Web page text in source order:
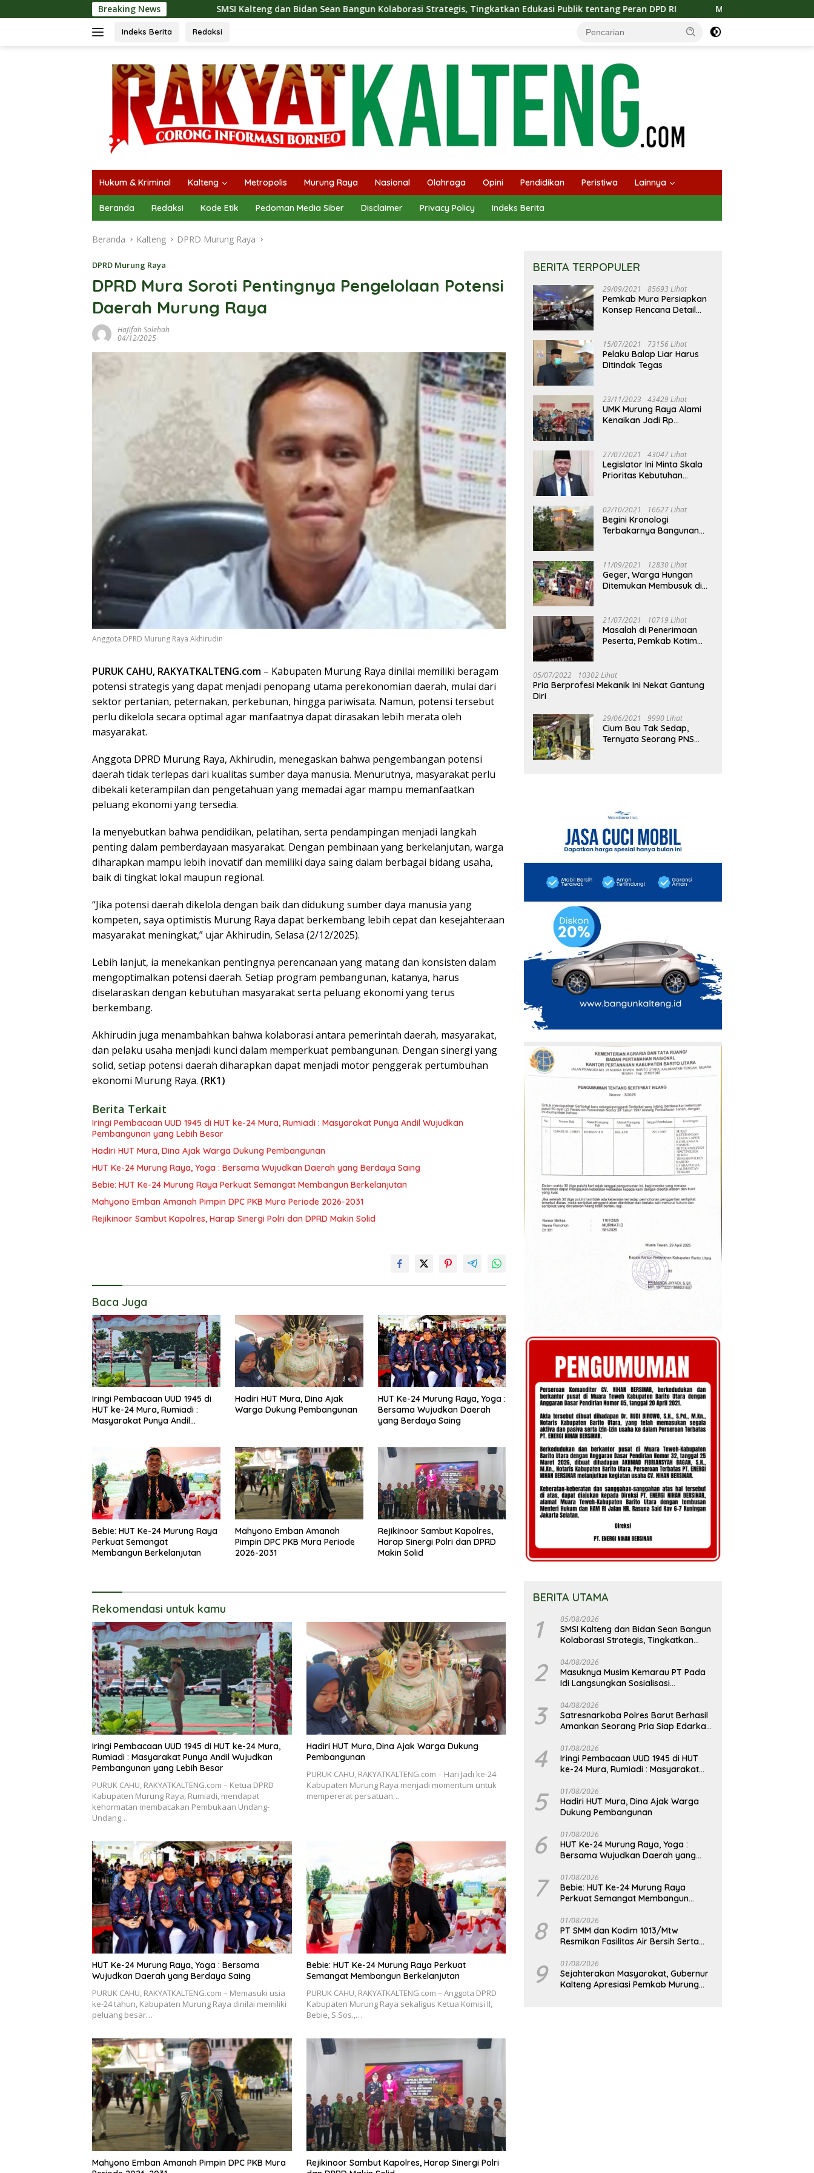
ke
Breaking News
SMSI Kalteng dan Bidan Sean Bangun Kolaborasi Strategis, Tingkatkan Edukasi Publik tentang Peran DPD RI Masuknya Musim Kemarau PT Pada Idi
Indeks Berita Redaksi
Hukum & Kriminal Kalteng Metropolis Murung Raya Nasional Olahraga Opini Pendidikan Peristiwa Lainnya
Beranda Redaksi Kode Etik Pedoman Media Siber Disclaimer Privacy Policy Indeks Berita
Beranda Kalteng DPRD Murung Raya
DPRD Murung Raya
DPRD Mura Soroti Pentingnya Pengelolaan Potensi
Daerah Murung Raya
Hafifah Solehah
04/12/2025
Anggota DPRD Murung Raya Akhirudin
PURUK CAHU, RAKYATKALTENG.com – Kabupaten Murung Raya dinilai memiliki beragam
potensi strategis yang dapat menjadi penopang utama perekonomian daerah, mulai dari
sektor pertanian, peternakan, perkebunan, hingga pariwisata. Namun, potensi tersebut
perlu dikelola secara optimal agar manfaatnya dapat dirasakan lebih merata oleh
masyarakat.
Anggota DPRD Murung Raya, Akhirudin, menegaskan bahwa pengembangan potensi
daerah tidak terlepas dari kualitas sumber daya manusia. Menurutnya, masyarakat perlu
dibekali keterampilan dan pengetahuan yang memadai agar mampu memanfaatkan
peluang ekonomi yang tersedia.
Ia menyebutkan bahwa pendidikan, pelatihan, serta pendampingan menjadi langkah
penting dalam pemberdayaan masyarakat. Dengan pembinaan yang berkelanjutan, warga
diharapkan mampu lebih inovatif dan memiliki daya saing dalam berbagai bidang usaha,
baik di tingkat lokal maupun regional.
“Jika potensi daerah dikelola dengan baik dan didukung sumber daya manusia yang
kompeten, saya optimistis Murung Raya dapat berkembang lebih cepat dan kesejahteraan
masyarakat meningkat,” ujar Akhirudin, Selasa (2/12/2025).
Lebih lanjut, ia menekankan pentingnya perencanaan yang matang dan konsisten dalam
mengoptimalkan potensi daerah. Setiap program pembangunan, katanya, harus
diselaraskan dengan kebutuhan masyarakat serta peluang ekonomi yang terus
berkembang.
Akhirudin juga menambahkan bahwa kolaborasi antara pemerintah daerah, masyarakat,
dan pelaku usaha menjadi kunci dalam memperkuat pembangunan. Dengan sinergi yang
solid, setiap potensi daerah diharapkan dapat menjadi motor penggerak pertumbuhan
ekonomi Murung Raya. (RK1)
Berita Terkait
Iringi Pembacaan UUD 1945 di HUT ke-24 Mura, Rumiadi : Masyarakat Punya Andil Wujudkan
Pembangunan yang Lebih Besar
Hadiri HUT Mura, Dina Ajak Warga Dukung Pembangunan
HUT Ke-24 Murung Raya, Yoga : Bersama Wujudkan Daerah yang Berdaya Saing
Bebie: HUT Ke-24 Murung Raya Perkuat Semangat Membangun Berkelanjutan
Mahyono Emban Amanah Pimpin DPC PKB Mura Periode 2026-2031
Rejikinoor Sambut Kapolres, Harap Sinergi Polri dan DPRD Makin Solid
Baca Juga
Iringi Pembacaan UUD 1945 di
HUT ke-24 Mura, Rumiadi :
Masyarakat Punya Andil
Hadiri HUT Mura, Dina Ajak
Warga Dukung Pembangunan
HUT Ke-24 Murung Raya, Yoga :
Bersama Wujudkan Daerah
yang Berdaya Saing
Bebie: HUT Ke-24 Murung Raya
Perkuat Semangat
Membangun Berkelanjutan
Mahyono Emban Amanah
Pimpin DPC PKB Mura Periode
2026-2031
Rejikinoor Sambut Kapolres,
Harap Sinergi Polri dan DPRD
Makin Solid
Rekomendasi untuk kamu
Iringi Pembacaan UUD 1945 di HUT ke-24 Mura,
Rumiadi : Masyarakat Punya Andil Wujudkan
Pembangunan yang Lebih Besar
PURUK CAHU, RAKYATKALTENG.com – Ketua DPRD
Kabupaten Murung Raya, Rumiadi, mendapat
kehormatan membacakan Pembukaan Undang-
Undang…
Hadiri HUT Mura, Dina Ajak Warga Dukung
Pembangunan
PURUK CAHU, RAKYATKALTENG.com – Hari Jadi ke-24
Kabupaten Murung Raya menjadi momentum untuk
mempererat persatuan…
HUT Ke-24 Murung Raya, Yoga : Bersama
Wujudkan Daerah yang Berdaya Saing
PURUK CAHU, RAKYATKALTENG.com – Memasuki usia
ke-24 tahun, Kabupaten Murung Raya dinilai memiliki
peluang besar…
Bebie: HUT Ke-24 Murung Raya Perkuat
Semangat Membangun Berkelanjutan
PURUK CAHU, RAKYATKALTENG.com – Anggota DPRD
Kabupaten Murung Raya sekaligus Ketua Komisi II,
Bebie, S.Sos.,…
Mahyono Emban Amanah Pimpin DPC PKB Mura
Rejikinoor Sambut Kapolres, Harap Sinergi Polri
BERITA TERPOPULER
29/09/2021 85693 Lihat
Pemkab Mura Persiapkan
Konsep Rencana Detail
15/07/2021 73156 Lihat
Pelaku Balap Liar Harus
Ditindak Tegas
23/11/2023 43429 Lihat
UMK Murung Raya Alami
Kenaikan Jadi Rp
27/07/2021 43047 Lihat
Legislator Ini Minta Skala
Prioritas Kebutuhan
02/10/2021 16627 Lihat
Begini Kronologi
Terbakarnya Bangunan
11/09/2021 12830 Lihat
Geger, Warga Hungan
Ditemukan Membusuk di
21/07/2021 10719 Lihat
Masalah di Penerimaan
Peserta, Pemkab Kotim
05/07/2022 10302 Lihat
Pria Berprofesi Mekanik Ini Nekat Gantung
Diri
29/06/2021 9990 Lihat
Cium Bau Tak Sedap,
Ternyata Seorang PNS
BERITA UTAMA
1 05/08/2026
SMSI Kalteng dan Bidan Sean Bangun
Kolaborasi Strategis, Tingkatkan
2 04/08/2026
Masuknya Musim Kemarau PT Pada
Idi Langsungkan Sosialisasi
3 04/08/2026
Satresnarkoba Polres Barut Berhasil
Amankan Seorang Pria Siap Edarkan
Gram
4 01/08/2026
Iringi Pembacaan UUD 1945 di HUT
ke-24 Mura, Rumiadi : Masyarakat
yang Lebih Besar
5 01/08/2026
Hadiri HUT Mura, Dina Ajak Warga
Dukung Pembangunan
6 01/08/2026
HUT Ke-24 Murung Raya, Yoga :
Bersama Wujudkan Daerah yang
7 01/08/2026
Bebie: HUT Ke-24 Murung Raya
Perkuat Semangat Membangun
8 01/08/2026
PT SMM dan Kodim 1013/Mtw
Resmikan Fasilitas Air Bersih Serta
Masyarakat
9 01/08/2026
Sejahterakan Masyarakat, Gubernur
Kalteng Apresiasi Pemkab Murung